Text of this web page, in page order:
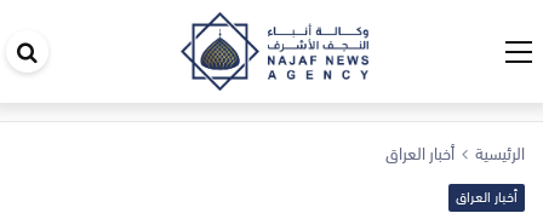
الرئيسية أخبار العراق
أخبار العراق